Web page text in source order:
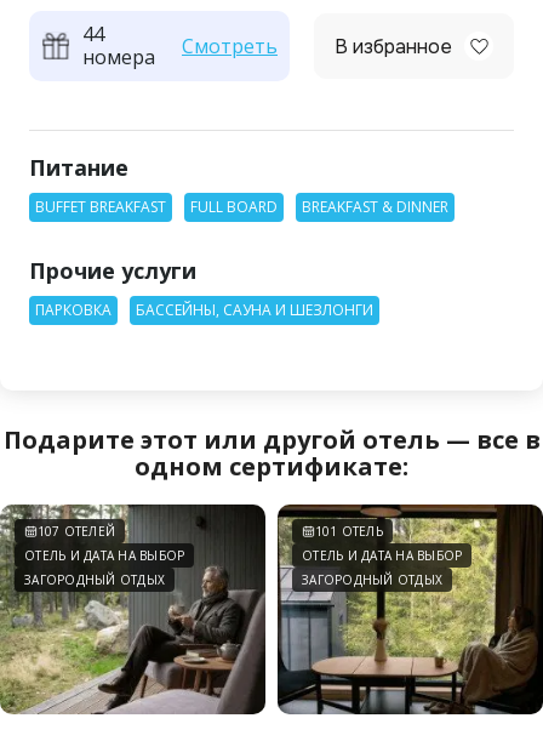
44
номера
Смотреть В избранное
Питание
BUFFET BREAKFAST FULL BOARD BREAKFAST & DINNER
Прочие услуги
ПАРКОВКА БАССЕЙНЫ, САУНА И ШЕЗЛОНГИ
Подарите этот или другой отель — все в
одном сертификате:
107 ОТЕЛЕЙ
ОТЕЛЬ И ДАТА НА ВЫБОР
ЗАГОРОДНЫЙ ОТДЫХ
101 ОТЕЛЬ
ОТЕЛЬ И ДАТА НА ВЫБОР
ЗАГОРОДНЫЙ ОТДЫХ